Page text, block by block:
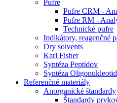
Pufre
Pufre CRM -
Pufre RM -
Technické pufre
Indikátory, reagenčné
Dry solvents
Karl Fisher
Syntéza Peptidov
Syntéza
Referenčné materiály
Anorganické štandardy
Štandardy